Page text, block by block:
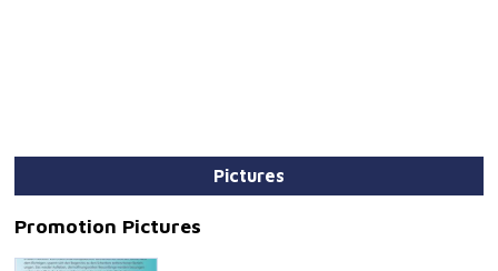
Pictures
Promotion Pictures